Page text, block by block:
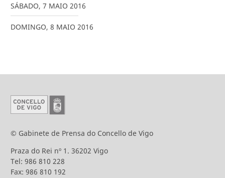
SÁBADO, 7 MAIO 2016
DOMINGO, 8 MAIO 2016
© Gabinete de Prensa do Concello de Vigo
Praza do Rei nº 1. 36202 Vigo
Tel: 986 810 228
Fax: 986 810 192